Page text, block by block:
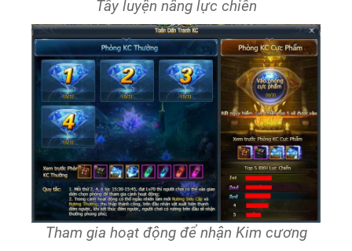
Tẩy luyện nâng lực chiến
Tham gia hoạt động để nhận Kim cương